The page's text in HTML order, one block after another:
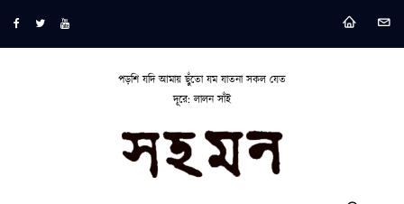
পড়শি যদি আমায় ছুঁতো যম যাতনা সকল যেত
দূরে: লালন সাঁই